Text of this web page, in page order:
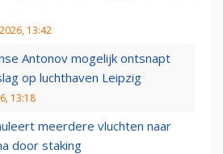
13:42
Antonov mogelijk ontsnapt
op luchthaven Leipzig
13:18
meerdere vluchten naar
door staking